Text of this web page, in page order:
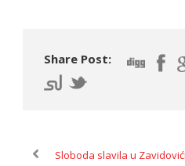
Share Post:
Sloboda slavila u